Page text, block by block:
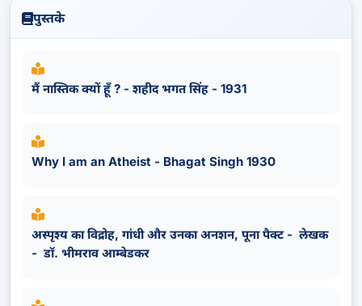
पुस्तके
मैं नास्तिक क्यों हूँ ? - शहीद भगत सिंह - 1931
Why I am an Atheist - Bhagat Singh 1930
अस्पृश्य का विद्रोह, गांधी और उनका अनशन, पूना पैक्ट - लेखक
- डॉ. भीमराव आम्बेडकर